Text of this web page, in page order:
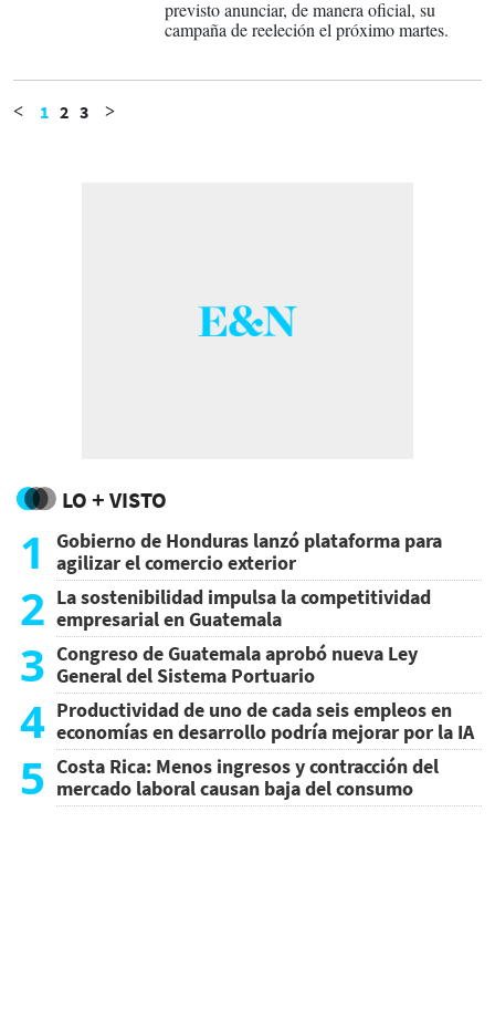
previsto anunciar, de manera oficial, su
campaña de reeleción el próximo martes.
< 1 2 3 >
LO + VISTO
1
Gobierno de Honduras lanzó plataforma para
agilizar el comercio exterior
2 La sostenibilidad impulsa la competitividad
empresarial en Guatemala
3 Congreso de Guatemala aprobó nueva Ley
General del Sistema Portuario
4 Productividad de uno de cada seis empleos en
economías en desarrollo podría mejorar por la IA
5 Costa Rica: Menos ingresos y contracción del
mercado laboral causan baja del consumo